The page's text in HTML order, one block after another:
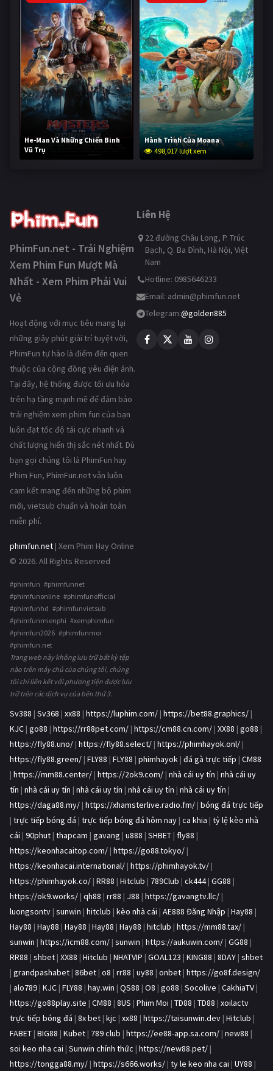
He-Man Và Những Chiến Binh
Vũ Trụ
247,478 lượt xem
Hành Trình Của Moana
498,017 lượt xem
PhimFun.net - Trải Nghiệm
Xem Phim Fun Mượt Mà
Nhất - Xem Phim Phải Vui
Vẻ
Hoạt động với mục tiêu mang lại
những giây phút giải trí tuyệt vời,
PhimFun tự hào là điểm đến quen
thuộc của cộng đồng yêu điện ảnh.
Tại đây, hệ thống được tối ưu hóa
trên hạ tầng mạnh mẽ để đảm bảo
trải nghiệm xem phim fun của bạn
luôn đạt tốc độ tải cực nhanh và
chất lượng hiển thị sắc nét nhất. Dù
bạn gọi chúng tôi là PhimFun hay
Phim Fun, PhimFun.net vẫn luôn
cam kết mang đến những bộ phim
mới, vietsub chuẩn và hoàn toàn
miễn phí.
phimfun.net | Xem Phim Hay Online
© 2026. All Rights Reserved
#phimfun #phimfunnet
#phimfunonline #phimfunofficial
#phimfunhd #phimfunvietsub
#phimfunmienphi #xemphimfun
#phimfun2026 #phimfunmoi
#phimfun.net
Trang web này không lưu trữ bất kỳ tệp
nào trên máy chủ của chúng tôi, chúng
tôi chỉ liên kết với phương tiện được lưu
trữ trên các dịch vụ của bên thứ 3.
Liên Hệ
22 đường Châu Long, P. Trúc
Bạch, Q. Ba Đình, Hà Nội, Việt
Nam
Hotline: 0985646233
Email: admin@phimfun.net
Telegram:@golden885
Sv388 | Sv368 | xx88 | https://luphim.com/ | https://bet88.graphics/ |
KJC | go88 | https://rr88pet.com/ | https://cm88.cn.com/ | XX88 | go88 |
https://fly88.uno/ | https://fly88.select/ | https://phimhayok.onl/ |
https://fly88.green/ | FLY88 | FLY88 | phimhayok | đá gà trực tiếp | CM88
| https://mm88.center/ | https://2ok9.com/ | nhà cái uy tín | nhà cái uy
tín | nhà cái uy tín | nhà cái uy tín | nhà cái uy tín | nhà cái uy tín |
https://daga88.my/ | https://xhamsterlive.radio.fm/ | bóng đá trực tiếp
| trực tiếp bóng đá | trực tiếp bóng đá hôm nay | ca khia | tỷ lệ kèo nhà
cái | 90phut | thapcam | gavang | u888 | SHBET | fly88 |
https://keonhacaitop.com/ | https://go88.tokyo/ |
https://keonhacai.international/ | https://phimhayok.tv/ |
https://phimhayok.co/ | RR88 | Hitclub | 789Club | ck444| GG88 |
https://ok9.works/ | qh88 | rr88 | J88 | https://gavangtv.llc/ |
luongsontv | sunwin | hitclub | kèo nhà cái | AE888 Đăng Nhập | Hay88 |
Hay88 | Hay88 | Hay88 | Hay88 | Hay88 | hitclub | https://mm88.tax/ |
sunwin | https://icm88.com/ | sunwin | https://aukuwin.com/ | GG88 |
RR88 | shbet | XX88 | Hitclub | NHATVIP | GOAL123 | KING88 | 8DAY | shbet
| grandpashabet | 86bet | o8 | rr88 | uy88 | onbet | https://go8f.design/
| alo789 | KJC | FLY88 | hay.win | QS88 | O8 | go88 | Socolive | CakhiaTV |
https://go88play.site | CM88 | 8US | Phim Moi | TD88 | TD88 | xoilactv
trực tiếp bóng đá | 8x bet | kjc | xx88 | https://taisunwin.dev | Hitclub |
FABET | BIG88 | Kubet | 789 club | https://ee88-app.sa.com/ | new88 |
soi keo nha cai | Sunwin chính thức | https://new88.pet/ |
https://tongga88.my/ | https://s666.works/ | ty le keo nha cai | UY88 |